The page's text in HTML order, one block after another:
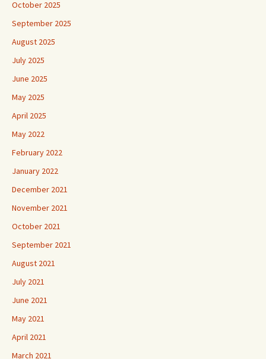
October 2025
September 2025
August 2025
July 2025
June 2025
May 2025
April 2025
May 2022
February 2022
January 2022
December 2021
November 2021
October 2021
September 2021
August 2021
July 2021
June 2021
May 2021
April 2021
March 2021